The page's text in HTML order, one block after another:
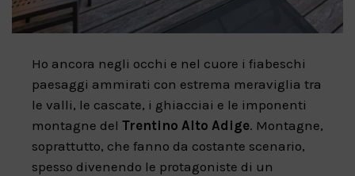
Ho ancora negli occhi e nel cuore i fiabeschi
paesaggi ammirati con estrema meraviglia tra
le valli, le cascate, i ghiacciai e le imponenti
montagne del Trentino Alto Adige. Montagne,
soprattutto, che fanno da costante scenario,
spesso divenendo le protagoniste di un